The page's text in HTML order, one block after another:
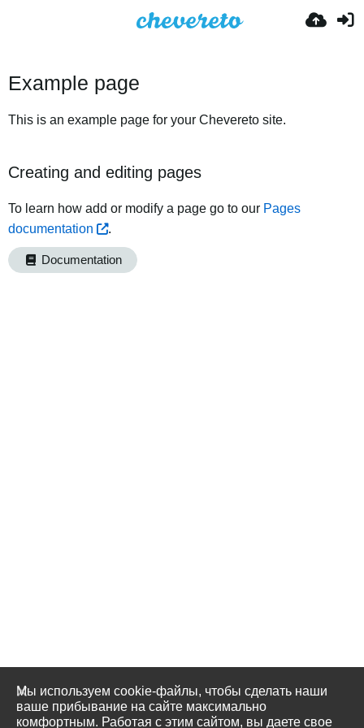
Example page
This is an example page for your Chevereto site.
Creating and editing pages
To learn how add or modify a page go to our Pages
documentation
.
Documentation
Мы используем cookie-файлы, чтобы сделать наши
ваше прибывание на сайте максимально
комфортным. Работая с этим сайтом, вы даете свое